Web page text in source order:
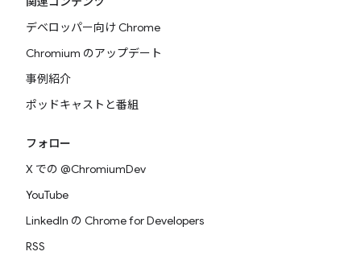
デベロッパー向け Chrome
Chromium のアップデート
事例紹介
ポッドキャストと番組
フォロー
X での @ChromiumDev
YouTube
LinkedIn の Chrome for Developers
RSS